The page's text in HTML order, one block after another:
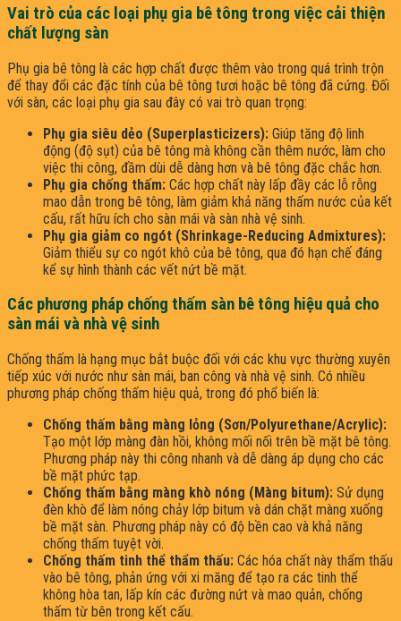
Vai trò của các loại phụ gia bê tông trong việc cải thiện
chất lượng sàn
Phụ gia bê tông là các hợp chất được thêm vào trong quá trình trộn
để thay đổi các đặc tính của bê tông tươi hoặc bê tông đã cứng. Đối
với sàn, các loại phụ gia sau đây có vai trò quan trọng:
Phụ gia siêu dẻo (Superplasticizers): Giúp tăng độ linh
động (độ sụt) của bê tông mà không cần thêm nước, làm cho
việc thi công, đầm dùi dễ dàng hơn và bê tông đặc chắc hơn.
Phụ gia chống thấm: Các hợp chất này lấp đầy các lỗ rỗng
mao dẫn trong bê tông, làm giảm khả năng thấm nước của kết
cấu, rất hữu ích cho sàn mái và sàn nhà vệ sinh.
Phụ gia giảm co ngót (Shrinkage-Reducing Admixtures):
Giảm thiểu sự co ngót khô của bê tông, qua đó hạn chế đáng
kể sự hình thành các vết nứt bề mặt.
Các phương pháp chống thấm sàn bê tông hiệu quả cho
sàn mái và nhà vệ sinh
Chống thấm là hạng mục bắt buộc đối với các khu vực thường xuyên
tiếp xúc với nước như sàn mái, ban công và nhà vệ sinh. Có nhiều
phương pháp chống thấm hiệu quả, trong đó phổ biến là:
Chống thấm bằng màng lỏng (Sơn/Polyurethane/Acrylic):
Tạo một lớp màng đàn hồi, không mối nối trên bề mặt bê tông.
Phương pháp này thi công nhanh và dễ dàng áp dụng cho các
bề mặt phức tạp.
Chống thấm bằng màng khò nóng (Màng bitum): Sử dụng
đèn khò để làm nóng chảy lớp bitum và dán chặt màng xuống
bề mặt sàn. Phương pháp này có độ bền cao và khả năng
chống thấm tuyệt vời.
Chống thấm tinh thể thẩm thấu: Các hóa chất này thẩm thấu
vào bê tông, phản ứng với xi măng để tạo ra các tinh thể
không hòa tan, lấp kín các đường nứt và mao quản, chống
thấm từ bên trong kết cấu.